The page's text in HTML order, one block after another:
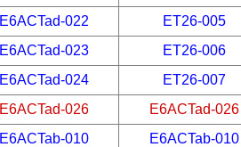
E6ACTad-022
ET26-005
E6ACTad-023
ET26-006
E6ACTad-024
ET26-007
E6ACTad-026
E6ACTad-026
E6ACTab-010
E6ACTab-010